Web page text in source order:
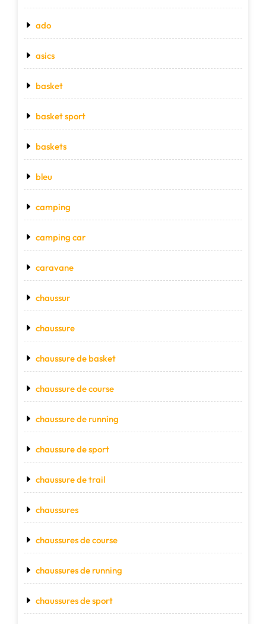
ado
asics
basket
basket sport
baskets
bleu
camping
camping car
caravane
chaussur
chaussure
chaussure de basket
chaussure de course
chaussure de running
chaussure de sport
chaussure de trail
chaussures
chaussures de course
chaussures de running
chaussures de sport